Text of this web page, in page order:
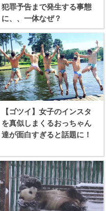
犯罪予告まで発生する事態
に、、一体なぜ？
【ゴツイ】女子のインスタ
を真似しまくるおっちゃん
達が面白すぎると話題に！